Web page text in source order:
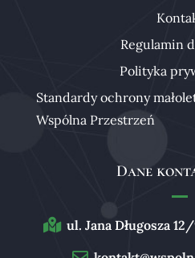
Regulamin
Polityka
Standardy ochrony
Wspólna Przestrzeń
Dane
ul. Jana Długosza